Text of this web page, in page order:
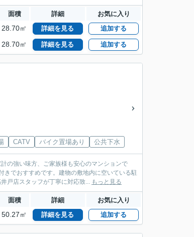
面積 詳細 お気に入り
28.70㎡ 詳細を見る 追加する
28.70㎡ 詳細を見る 追加する
CATV バイク置場あり 公共下水
の強い味方、ご家族様も安心のマンションで
きでおすすめです。建物の敷地内に空いている駐
戸店スタッフが丁寧に対応致... もっと見る
面積 詳細 お気に入り
50.27㎡ 詳細を見る 追加する